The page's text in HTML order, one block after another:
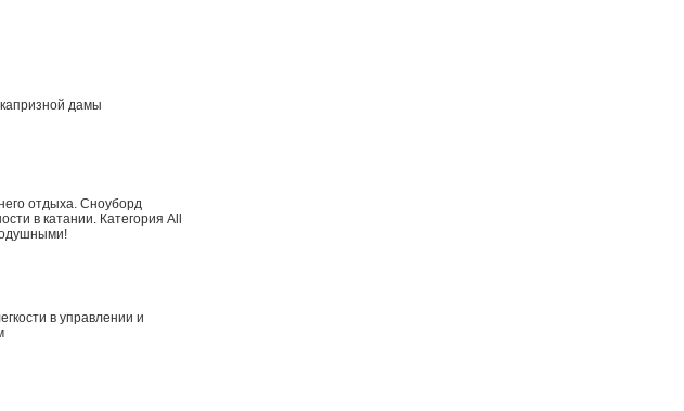
дамы
отдыха. Сноуборд
в катании. Категория All
в управлении и